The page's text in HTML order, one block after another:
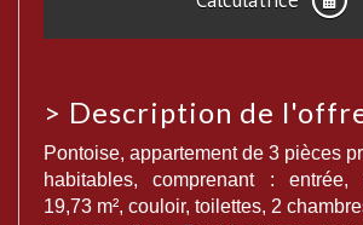
> Description de
Pontoise, appartement de 3 pièces
habitables, comprenant : entrée,
19,73 m², couloir, toilettes, 2